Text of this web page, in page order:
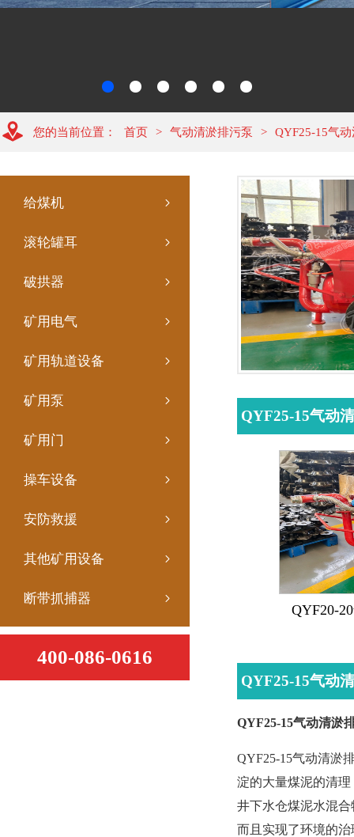
您的当前位置： 首页 > 气动清淤排污泵 > QYF25-15气
给煤机
滚轮罐耳
破拱器
矿用电气
矿用轨道设备
矿用泵
矿用门
操车设备
安防救援
其他矿用设备
断带抓捕器
400-086-0616
QYF25-15气动
QYF20-
QYF25-15气动
QYF25-15气动清淤
QYF25-15气动清淤
淀的大量煤泥的清
井下水仓煤泥水混
而且实现了环境的